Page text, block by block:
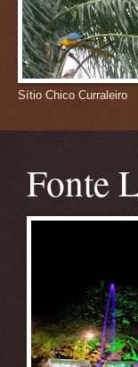
Sítio Chico Curraleiro
Fonte